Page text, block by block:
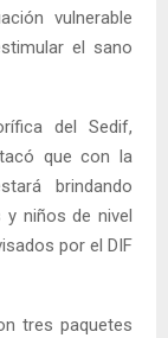
vulnerable
el sano
del Sedif,
que con la
brindando
niños de nivel
por el DIF
tres paquetes